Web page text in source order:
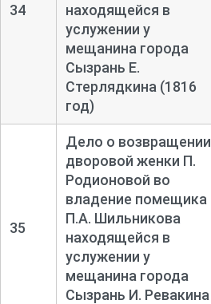
34
находящейся в
услужении у
мещанина города
Сызрань Е.
Стерлядкина (1816
год)
35
Дело о возвращении
дворовой женки П.
Родионовой во
владение помещика
П.А. Шильникова
находящейся в
услужении у
мещанина города
Сызрань И. Ревакина